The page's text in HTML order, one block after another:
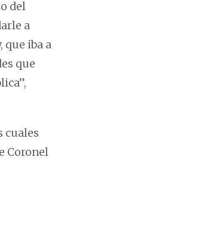
del
a
que iba a
que
cuales
Coronel